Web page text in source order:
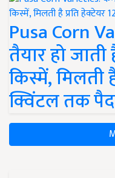
Pusa Corn
तैयार हो
किस्में, मिलती
क्विंटल तक